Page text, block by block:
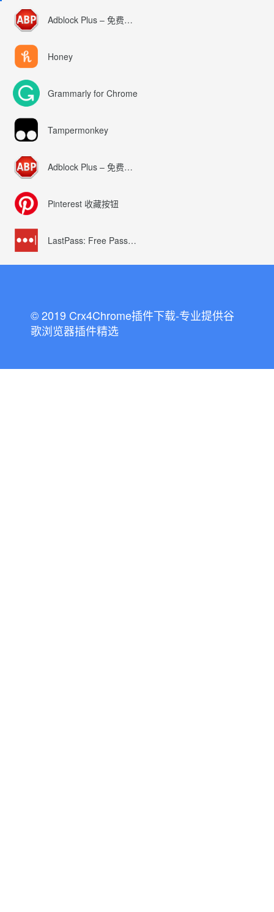
Adblock Plus – 免费的广告拦截器
Honey
Grammarly for Chrome
Tampermonkey
Adblock Plus – 免费的广告拦截器
Pinterest 收藏按钮
LastPass: Free Password Manager
© 2019 Crx4Chrome插件下载-专业提供谷
歌浏览器插件精选